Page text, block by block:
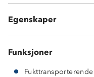
Egenskaper
95 % nylon og 5 %
Funksjoner
Fukttransporterende